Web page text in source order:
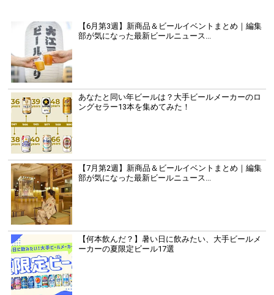
【6月第3週】新商品＆ビールイベントまとめ｜編集
部が気になった最新ビールニュース...
あなたと同い年ビールは？大手ビールメーカーのロ
ングセラー13本を集めてみた！
【7月第2週】新商品＆ビールイベントまとめ｜編集
部が気になった最新ビールニュース...
【何本飲んだ？】暑い日に飲みたい、大手ビールメ
ーカーの夏限定ビール17選